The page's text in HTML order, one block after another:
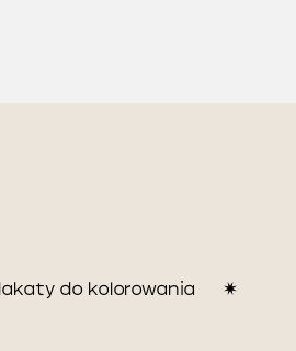
do kolorowania